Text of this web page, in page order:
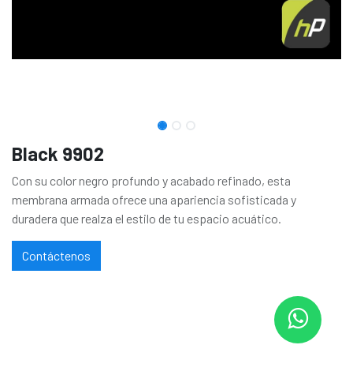
Black 9902
Con su color negro profundo y acabado refinado, esta
membrana armada ofrece una apariencia sofisticada y
duradera que realza el estilo de tu espacio acuático.
Contáctenos